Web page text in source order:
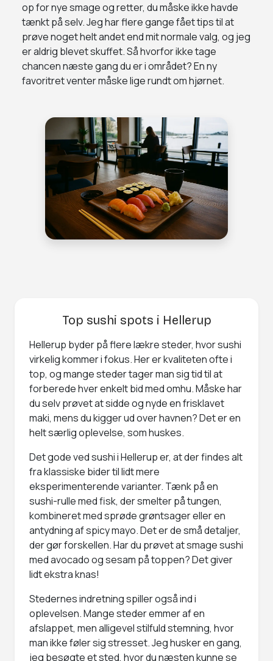
op for nye smage og retter, du måske ikke havde
tænkt på selv. Jeg har flere gange fået tips til at
prøve noget helt andet end mit normale valg, og jeg
er aldrig blevet skuffet. Så hvorfor ikke tage
chancen næste gang du er i området? En ny
favoritret venter måske lige rundt om hjørnet.
Top sushi spots i Hellerup
Hellerup byder på flere lækre steder, hvor sushi
virkelig kommer i fokus. Her er kvaliteten ofte i
top, og mange steder tager man sig tid til at
forberede hver enkelt bid med omhu. Måske har
du selv prøvet at sidde og nyde en frisklavet
maki, mens du kigger ud over havnen? Det er en
helt særlig oplevelse, som huskes.
Det gode ved sushi i Hellerup er, at der findes alt
fra klassiske bider til lidt mere
eksperimenterende varianter. Tænk på en
sushi-rulle med fisk, der smelter på tungen,
kombineret med sprøde grøntsager eller en
antydning af spicy mayo. Det er de små detaljer,
der gør forskellen. Har du prøvet at smage sushi
med avocado og sesam på toppen? Det giver
lidt ekstra knas!
Stedernes indretning spiller også ind i
oplevelsen. Mange steder emmer af en
afslappet, men alligevel stilfuld stemning, hvor
man ikke føler sig stresset. Jeg husker en gang,
jeg besøgte et sted, hvor du næsten kunne se